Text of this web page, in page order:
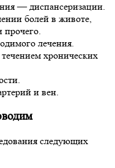
— диспансеризации.
болей в животе,
прочего.
лечения.
хронических
и вен.
следующих